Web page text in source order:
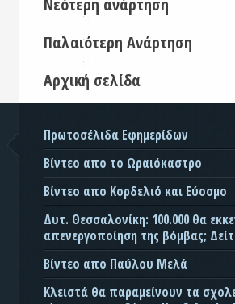
Νεότερη ανάρτηση
Παλαιότερη Ανάρτηση
Αρχική σελίδα
Πρωτοσέλιδα Εφημερίδων
Βίντεο απο το Ωραιόκαστρο
Βίντεο απο Κορδελιό και Εύοσμο
Δυτ. Θεσσαλονίκη: 100.000 θα
απενεργοποίηση της βόμβας;
Βίντεο απο Παύλου Μελά
Κλειστά θα παραμείνουν τα